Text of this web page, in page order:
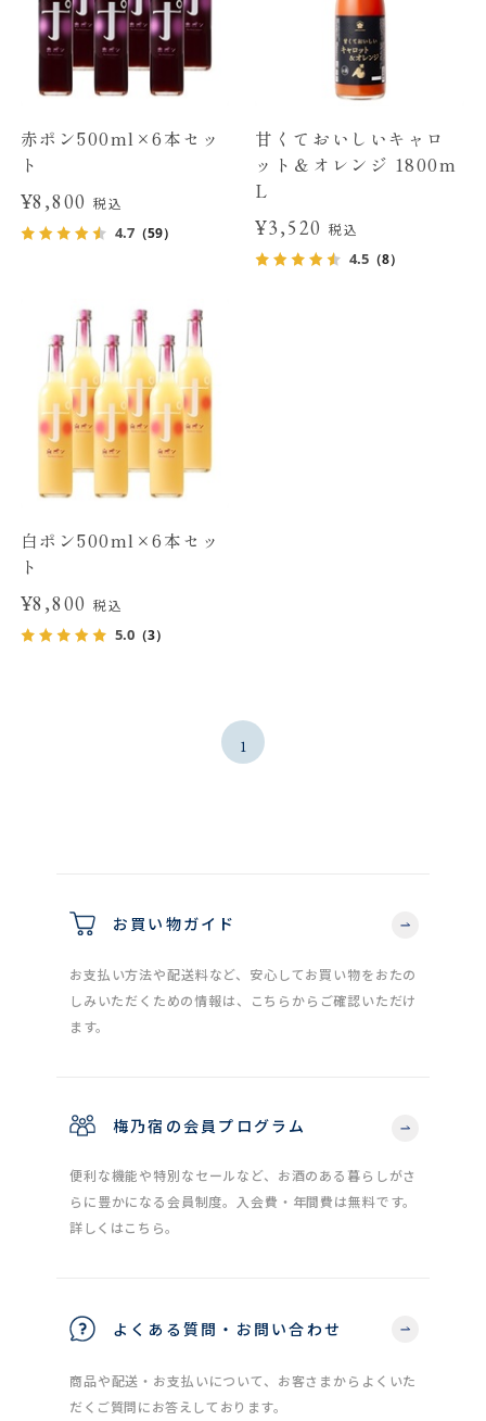
赤ポン500ml×6本セッ
ト
¥8,800税込
4.7（59）
甘くておいしいキャロ
ット＆オレンジ 1800m
L
¥3,520 税込
4.5 （8）
白ポン500ml×6本セッ
ト
¥8,800税込
5.0（3）
1
お買い物ガイド
お支払い方法や配送料など、安心してお買い物をおたの
しみいただくための情報は、こちらからご確認いただけ
ます。
梅乃宿の会員プログラム
便利な機能や特別なセールなど、お酒のある暮らしがさ
らに豊かになる会員制度。入会費・年間費は無料です。
詳しくはこちら。
よくある質問・お問い合わせ
商品や配送・お支払いについて、お客さまからよくいた
だくご質問にお答えしております。